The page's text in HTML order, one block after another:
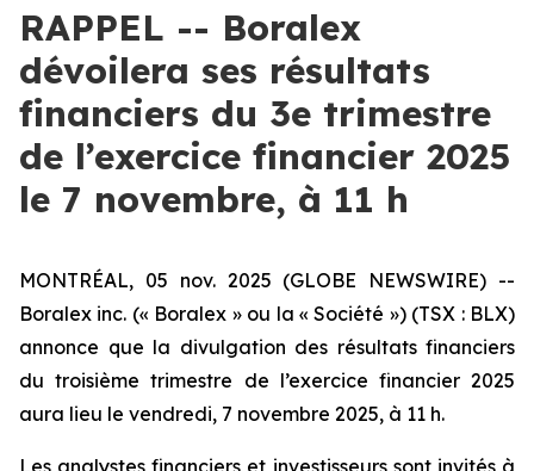
RAPPEL -- Boralex
dévoilera ses résultats
financiers du 3e trimestre
de l’exercice financier 2025
le 7 novembre, à 11 h
MONTRÉAL, 05 nov. 2025 (GLOBE NEWSWIRE) --
Boralex inc. (« Boralex » ou la « Société ») (TSX : BLX)
annonce que la divulgation des résultats financiers
du troisième trimestre de l’exercice financier 2025
aura lieu le vendredi, 7 novembre 2025, à 11 h.
Les analystes financiers et investisseurs sont invités à